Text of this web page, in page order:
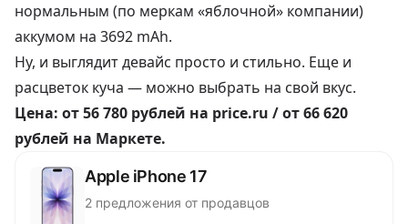
нормальным (по меркам «яблочной» компании)
аккумом на 3692 mAh.
Ну, и выглядит девайс просто и стильно. Еще и
расцветок куча — можно выбрать на свой вкус.
Цена: от 56 780 рублей на price.ru /от 66 620
рублей на Маркете.
Apple iPhone 17
2 предложения от продавцов